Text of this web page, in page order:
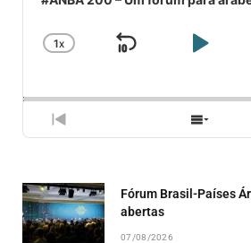
CHANGE
1X
SKIP
PREVIOUS
EPISODE
SHOW
Fórum Brasil-Países
abertas
07/08/2026